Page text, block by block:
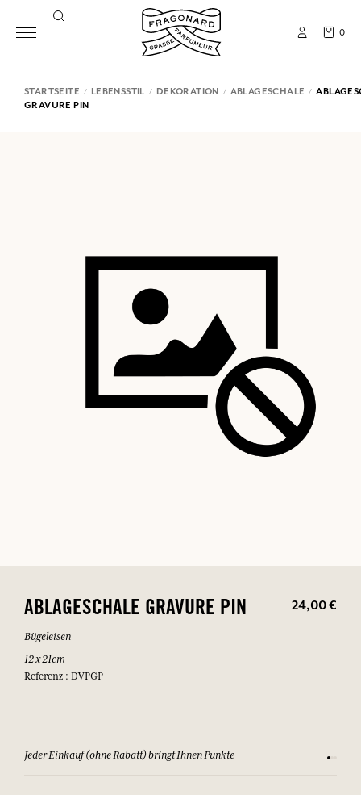
0
STARTSEITE LEBENSSTIL DEKORATION ABLAGESCHALE
GRAVURE PIN
ABLAGESCHALE GRAVURE PIN 24,00 €
Bügeleisen
12 x 21cm
Referenz : DVPGP
Sehen Sie sich unsere AGBs an